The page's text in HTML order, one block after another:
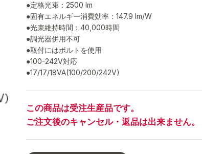
この商品は受注生産品です。
ご注文後のキャンセル・返品は出来ません。
●定格光束：2500 lm
●固有エネルギー消費効率：147.9 lm/W
●光束維持時間：40,000時間
●調光器併用不可
●取付にはボルトを使用
●100-242V対応
●17/17/18VA(100/200/242V)